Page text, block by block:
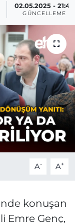
02.05.2025 - 21:42
GÜNCELLEME
A- A+
konuşan
Emre Genç,